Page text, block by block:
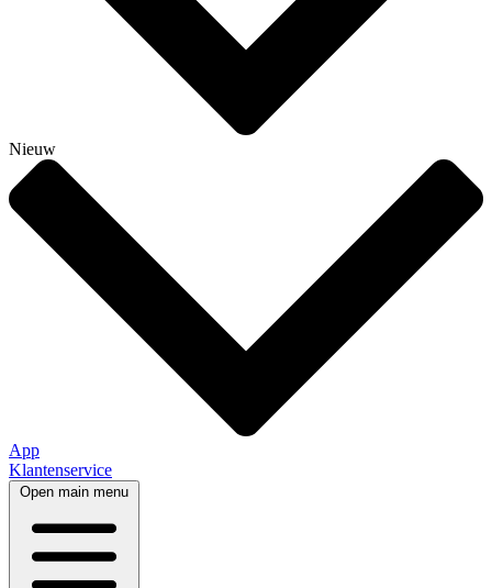
Nieuw
App
Klantenservice
Open main menu